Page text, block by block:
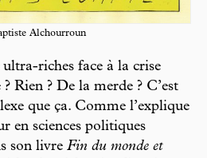
Alchourroun
riches face à la crise
Rien ? De la merde ? C’est
que ça. Comme l’explique
en sciences politiques
son livre Fin du monde et